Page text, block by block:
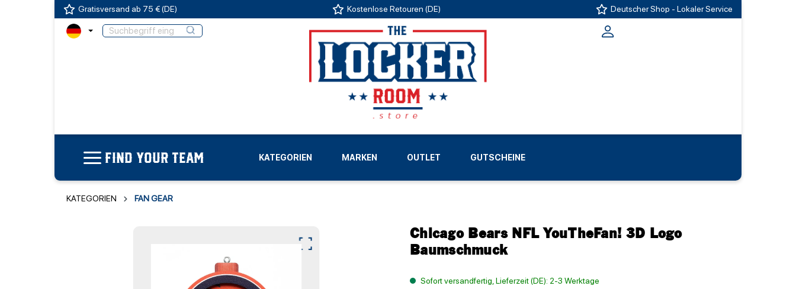
Gratisversand ab 75 € (DE) Kostenlose Retouren (DE) Deutscher Shop - Lokaler Service
FIND YOUR TEAM KATEGORIEN MARKEN
LIGEN
OUTLET GUTSCHEINE
KATEGORIEN FAN GEAR
Chicago Bears NFL YouTheFan! 3D Logo
Baumschmuck
Sofort versandfertig, Lieferzeit (DE): 2-3 Werktage